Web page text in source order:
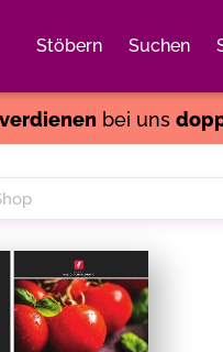
Stöbern Suchen
bei uns